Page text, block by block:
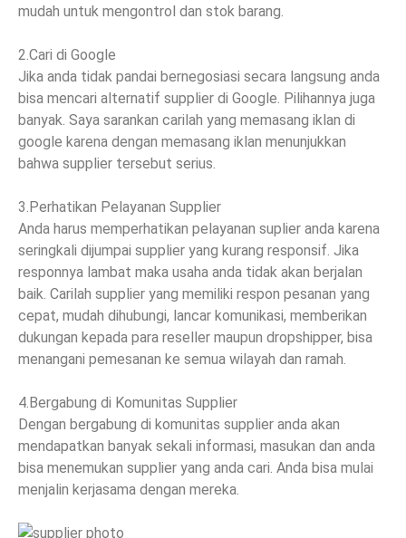
mudah untuk mengontrol dan stok barang.
2.Cari di Google
Jika anda tidak pandai bernegosiasi secara langsung anda
bisa mencari alternatif supplier di Google. Pilihannya juga
banyak. Saya sarankan carilah yang memasang iklan di
google karena dengan memasang iklan menunjukkan
bahwa supplier tersebut serius.
3.Perhatikan Pelayanan Supplier
Anda harus memperhatikan pelayanan suplier anda karena
seringkali dijumpai supplier yang kurang responsif. Jika
responnya lambat maka usaha anda tidak akan berjalan
baik. Carilah supplier yang memiliki respon pesanan yang
cepat, mudah dihubungi, lancar komunikasi, memberikan
dukungan kepada para reseller maupun dropshipper, bisa
menangani pemesanan ke semua wilayah dan ramah.
4.Bergabung di Komunitas Supplier
Dengan bergabung di komunitas supplier anda akan
mendapatkan banyak sekali informasi, masukan dan anda
bisa menemukan supplier yang anda cari. Anda bisa mulai
menjalin kerjasama dengan mereka.